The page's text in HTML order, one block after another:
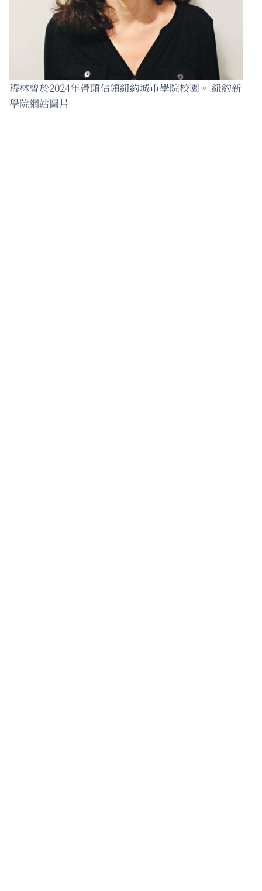
穆林曾於2024年帶頭佔領紐約城市學院校園。 紐約新
學院網站圖片